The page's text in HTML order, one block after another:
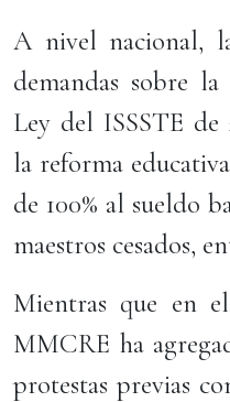
A nivel nacional,
demandas sobre
Ley del ISSSTE
la reforma
de 100% al sueldo
maestros cesados,
Mientras que en
MMCRE ha
protestas previas